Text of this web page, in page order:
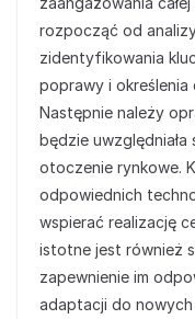
rozpocząć od
zidentyfikowania
poprawy i określenia
Następnie należy
będzie
otoczenie rynkowe.
odpowiednich
wspierać realizację
istotne jest również
zapewnienie im
adaptacji do nowych